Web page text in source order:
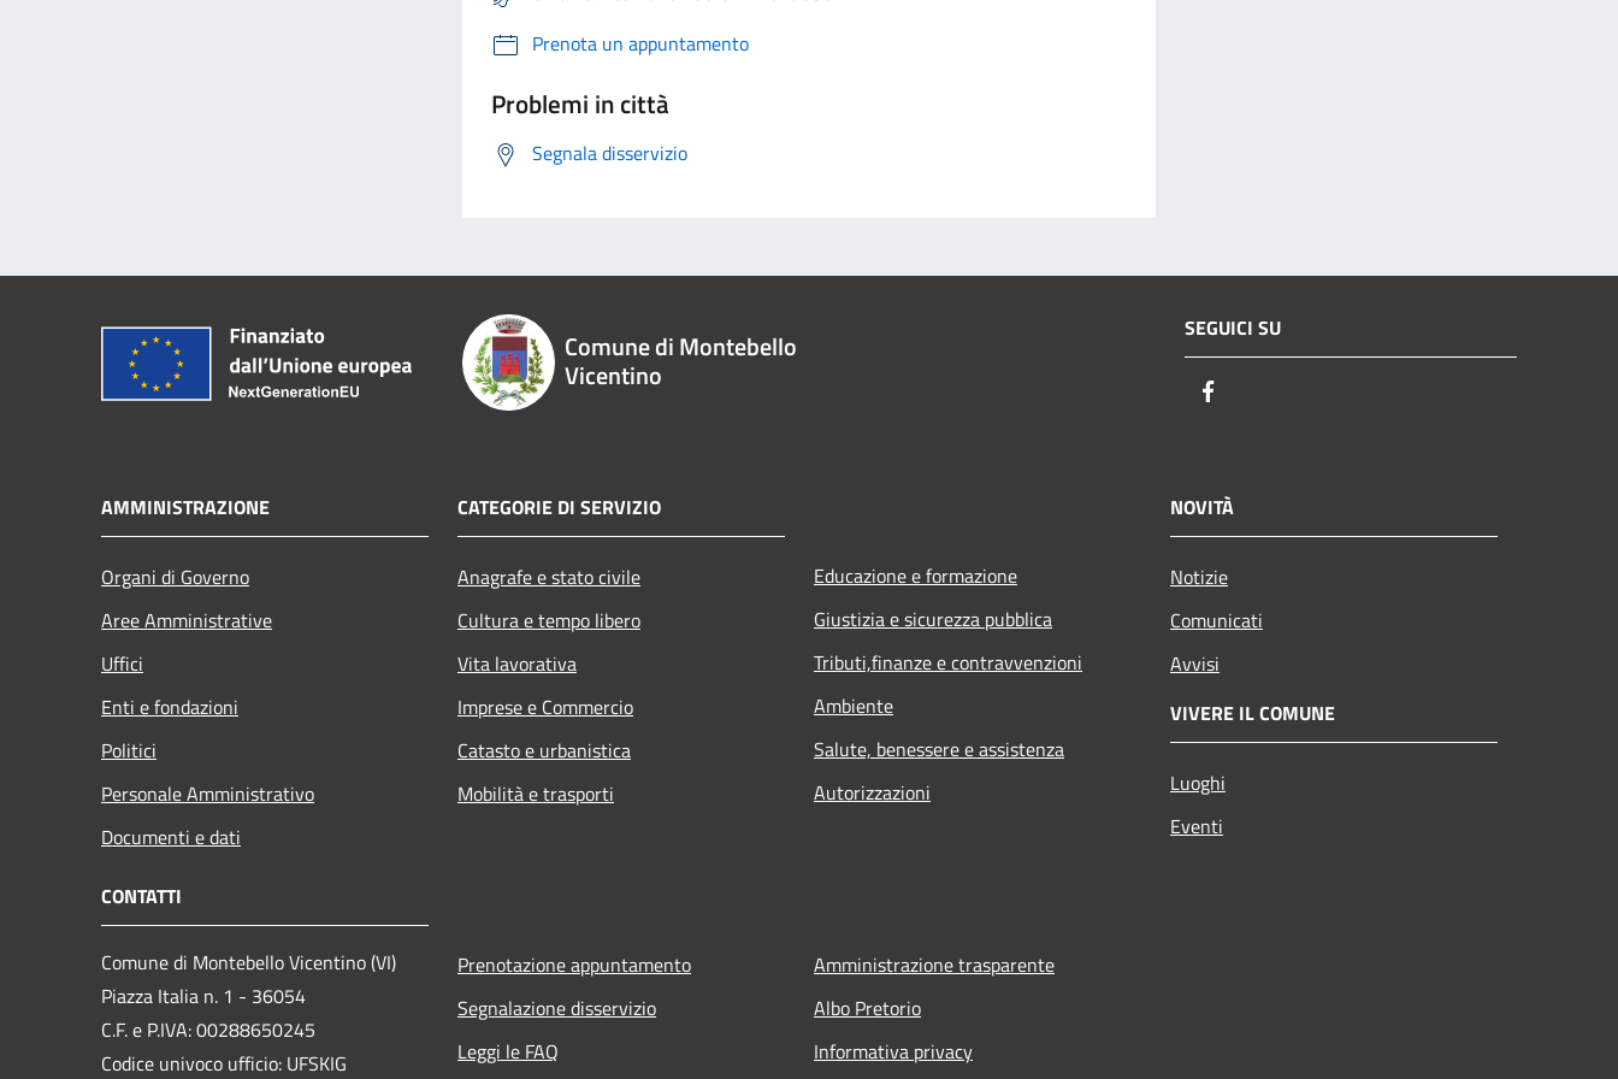
Prenota un appuntamento
Problemi in città
Segnala disservizio
Comune di Montebello
Vicentino
SEGUICI SU
AMMINISTRAZIONE
Organi di Governo
Aree Amministrative
Uffici
Enti e fondazioni
Politici
Personale Amministrativo
Documenti e dati
CATEGORIE DI SERVIZIO
Anagrafe e stato civile
Cultura e tempo libero
Vita lavorativa
Imprese e Commercio
Catasto e urbanistica
Mobilità e trasporti
Educazione e formazione
Giustizia e sicurezza pubblica
Tributi,finanze e contravvenzioni
Ambiente
Salute, benessere e assistenza
Autorizzazioni
NOVITÀ
Notizie
Comunicati
Avvisi
VIVERE IL COMUNE
Luoghi
Eventi
CONTATTI
Comune di Montebello Vicentino (VI)
Piazza Italia n. 1 - 36054
C.F. e P.IVA: 00288650245
Codice univoco ufficio: UFSKIG
Prenotazione appuntamento
Segnalazione disservizio
Leggi le FAQ
Amministrazione trasparente
Albo Pretorio
Informativa privacy